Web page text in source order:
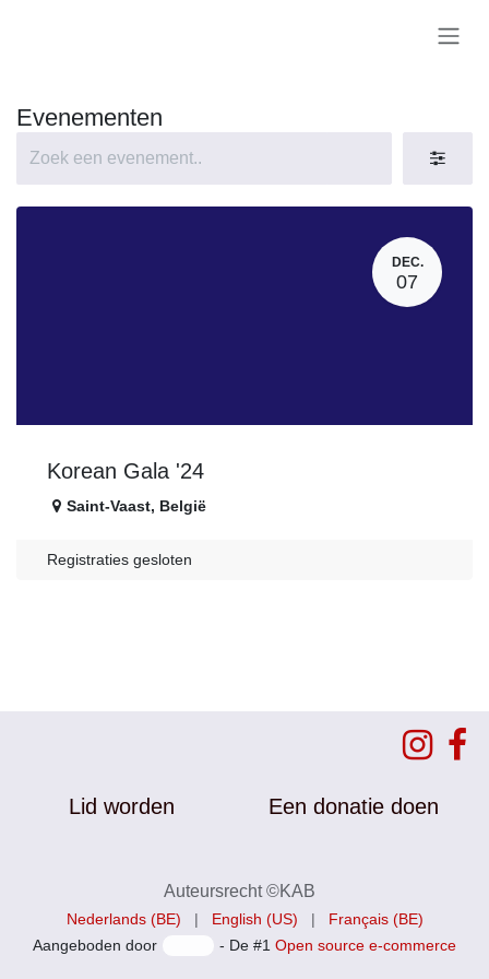
Evenementen
DEC.
07
Korean Gala '24
Saint-Vaast, België
Registraties gesloten
Lid worden Een donatie doen
Auteursrecht ©KAB
Nederlands (BE) | English (US) |
Français (BE)
Aangeboden door
- De #1 Open source e-commerce